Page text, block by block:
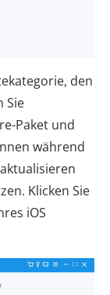
den
Sie
Paket und
während
Klicken Sie
iOS